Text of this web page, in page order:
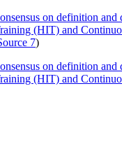
on definition and
(HIT) and
7)
on definition and
(HIT) and